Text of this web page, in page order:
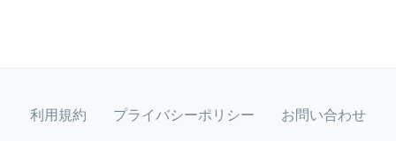
利用規約 プライバシーポリシー お問い合わせ